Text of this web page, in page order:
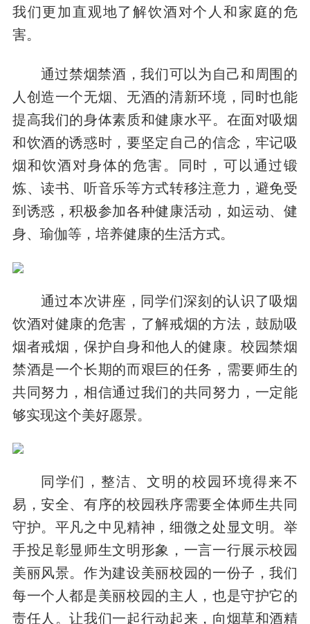
我们更加直观地了解饮酒对个人和家庭的危
害。
通过禁烟禁酒，我们可以为自己和周围的
人创造一个无烟、无酒的清新环境，同时也能
提高我们的身体素质和健康水平。在面对吸烟
和饮酒的诱惑时，要坚定自己的信念，牢记吸
烟和饮酒对身体的危害。同时，可以通过锻
炼、读书、听音乐等方式转移注意力，避免受
到诱惑，积极参加各种健康活动，如运动、健
身、瑜伽等，培养健康的生活方式。
通过本次讲座，同学们深刻的认识了吸烟
饮酒对健康的危害，了解戒烟的方法，鼓励吸
烟者戒烟，保护自身和他人的健康。校园禁烟
禁酒是一个长期的而艰巨的任务，需要师生的
共同努力，相信通过我们的共同努力，一定能
够实现这个美好愿景。
同学们，整洁、文明的校园环境得来不
易，安全、有序的校园秩序需要全体师生共同
守护。平凡之中见精神，细微之处显文明。举
手投足彰显师生文明形象，一言一行展示校园
美丽风景。作为建设美丽校园的一份子，我们
每一个人都是美丽校园的主人，也是守护它的
责任人。让我们一起行动起来，向烟草和酒精